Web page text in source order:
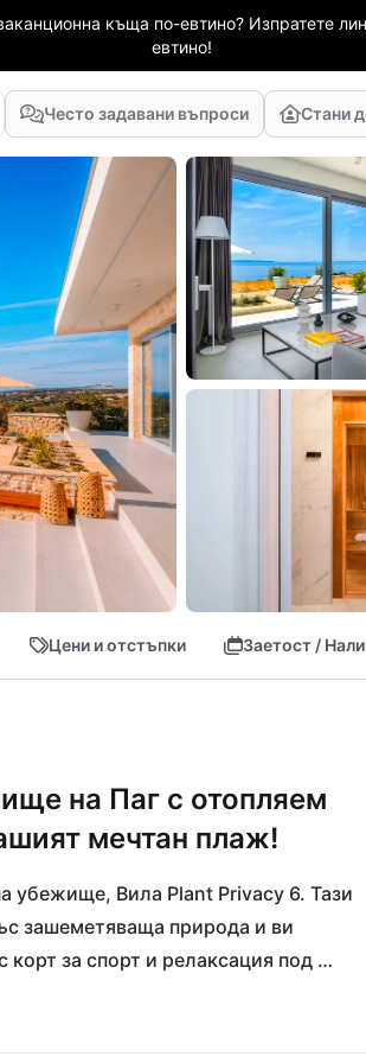
къща по-евтино? Изпратете
евтино!
Често задавани въпроси Стани
Цени и отстъпки Заетост /
на Паг с отопляем
мечтан плаж!
убежище, Вила Plant Privacy 6. Тази
зашеметяваща природа и ви
корт за спорт и релаксация под
от вас ви очаква кристално
по-дълбоко в красотите на острова